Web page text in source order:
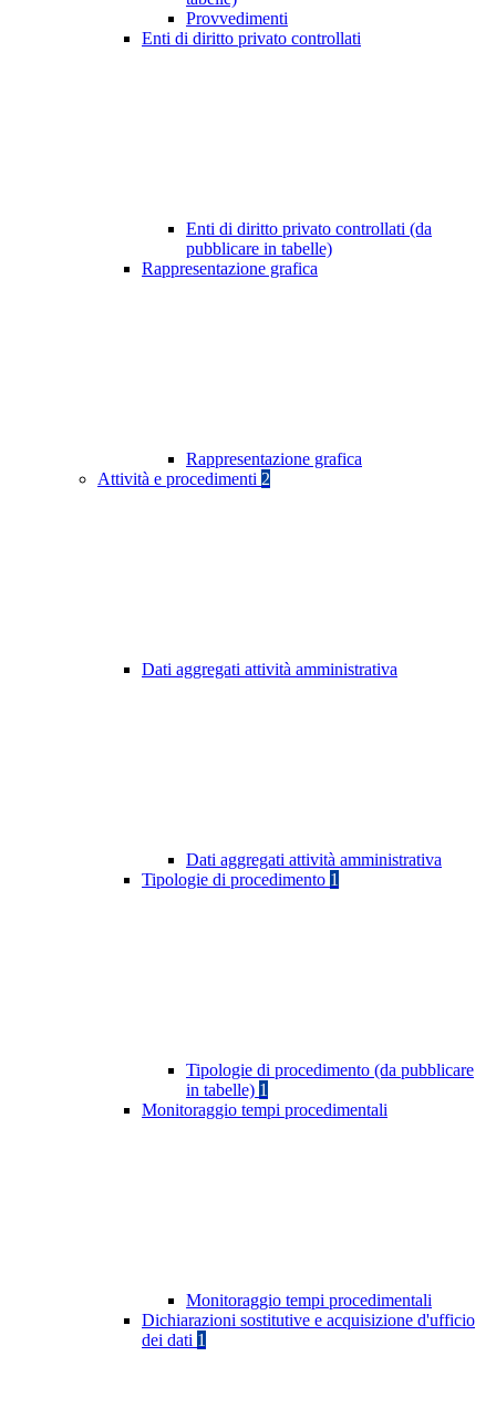
Provvedimenti
Enti di diritto privato controllati
Enti di diritto privato controllati (da
pubblicare in tabelle)
Rappresentazione grafica
Rappresentazione grafica
Attività e procedimenti 2
Dati aggregati attività amministrativa
Dati aggregati attività amministrativa
Tipologie di procedimento 1
Tipologie di procedimento (da pubblicare
in tabelle) 1
Monitoraggio tempi procedimentali
Monitoraggio tempi procedimentali
Dichiarazioni sostitutive e acquisizione d'ufficio
dei dati 1